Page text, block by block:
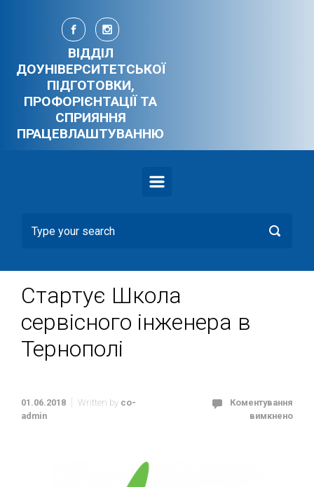
Skip to main content
ВІДДІЛ
ДОУНІВЕРСИТЕТСЬКОЇ
ПІДГОТОВКИ,
ПРОФОРІЄНТАЦІЇ ТА
СПРИЯННЯ
ПРАЦЕВЛАШТУВАННЮ
Стартує Школа
сервісного інженера в
Тернополі
01.06.2018 Written by co-
admin
Коментування
вимкнено